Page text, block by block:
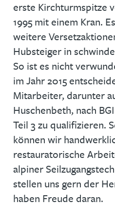
erste Kirchturmspitze
1995 mit einem Kran.
weitere
Hubsteiger in
So ist es nicht
im Jahr 2015
Mitarbeiter, darunter
Huschenbeth, nach BGI
Teil 3 zu qualifizieren.
können wir
restauratorische
alpiner
stellen uns gern der
haben Freude daran.